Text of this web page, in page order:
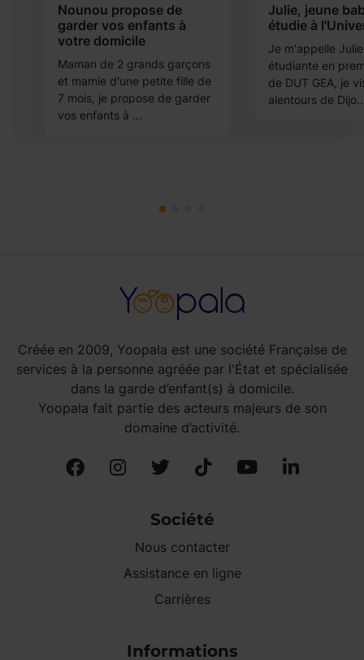
Nounou propose de
garder vos enfants à
votre domicile
Maman de 2 grands garçons
et mamie d'une petite fille de
7 mois, je propose de garder
vos enfants à ...
Julie, jeune
étudie à
Je m'appelle
étudiante en
de DUT GEA, je
alentours de
Créée en 2009, Yoopala est une société Française de
services à la personne agréée par l'État et spécialisée
dans la garde d’enfant(s) à domicile.
Yoopala fait partie des acteurs majeurs de son
domaine d’activité.
Société
Nous contacter
Assistance en ligne
Carrières
Informations